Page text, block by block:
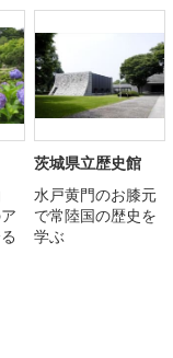
茨城県立歴史館
水戸黄門のお膝元
で常陸国の歴史を
学ぶ